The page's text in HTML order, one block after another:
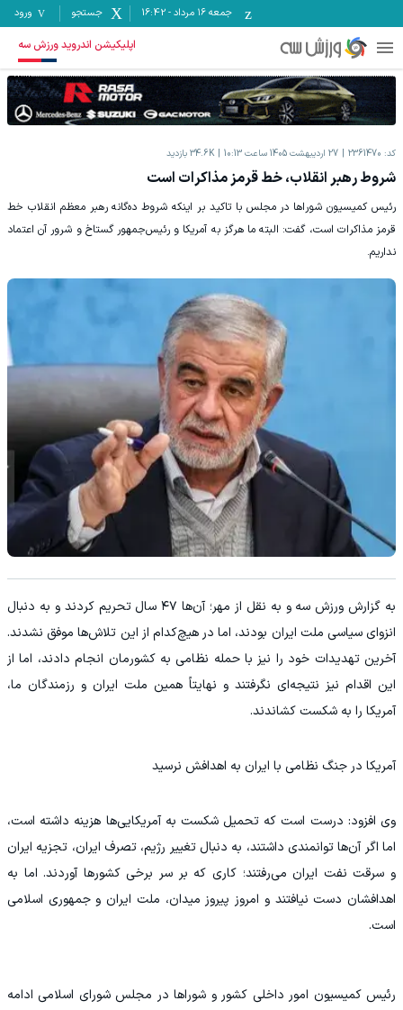
جمعه ۱۶ مرداد -
16:42 جستجو ورود
اپلیکیشن اندروید ورزش سه
کد: 2361470 27 اردیبهشت 1405 ساعت 10:13 34.6K بازدید
شروط رهبر انقلاب، خط قرمز مذاکرات است
رئیس کمیسیون شوراها در مجلس با تاکید بر اینکه شروط ده‌گانه رهبر معظم انقلاب خط
قرمز مذاکرات است، گفت: البته ما هرگز به آمریکا و رئیس‌جمهور گستاخ و شرور آن اعتماد
نداریم.
به گزارش ورزش سه و به نقل از مهر؛ آن‌ها ۴۷ سال تحریم کردند و به دنبال
انزوای سیاسی ملت ایران بودند، اما در هیچ‌کدام از این تلاش‌ها موفق نشدند.
آخرین تهدیدات خود را نیز با حمله نظامی به کشورمان انجام دادند، اما از
این اقدام نیز نتیجه‌ای نگرفتند و نهایتاً همین ملت ایران و رزمندگان ما،
آمریکا را به شکست کشاندند.
آمریکا در جنگ نظامی با ایران به اهدافش نرسید
وی افزود: درست است که تحمیل شکست به آمریکایی‌ها هزینه داشته است،
اما اگر آن‌ها توانمندی داشتند، به دنبال تغییر رژیم، تصرف ایران، تجزیه ایران
و سرقت نفت ایران می‌رفتند؛ کاری که بر سر برخی کشورها آوردند. اما به
اهدافشان دست نیافتند و امروز پیروز میدان، ملت ایران و جمهوری اسلامی
است.
رئیس کمیسیون امور داخلی کشور و شوراها در مجلس شورای اسلامی ادامه